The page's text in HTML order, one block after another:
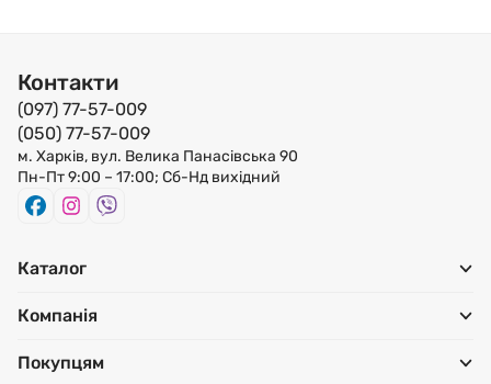
Контакти
(097) 77-57-009
(050) 77-57-009
м. Харків, вул. Велика Панасівська 90
Пн-Пт 9:00 – 17:00; Сб-Нд вихідний
Каталог
Компанія
Покупцям